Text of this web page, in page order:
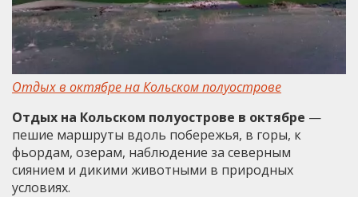
Отдых в октябре на Кольском полуострове
Отдых на Кольском полуострове в октябре —
пешие маршруты вдоль побережья, в горы, к
фьордам, озерам, наблюдение за северным
сиянием и дикими животными в природных
условиях.